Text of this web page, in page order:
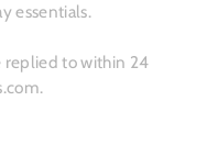
essentials.
replied to within 24